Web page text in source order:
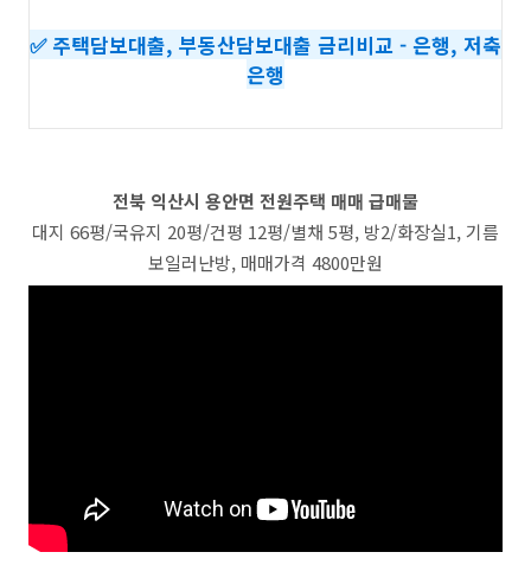
✅ 주택담보대출, 부동산담보대출 금리비교 - 은행, 저축
은행
전북 익산시 용안면 전원주택 매매 급매물
대지 66평/국유지 20평/건평 12평/별채 5평, 방2/화장실1, 기름
보일러난방, 매매가격 4800만원